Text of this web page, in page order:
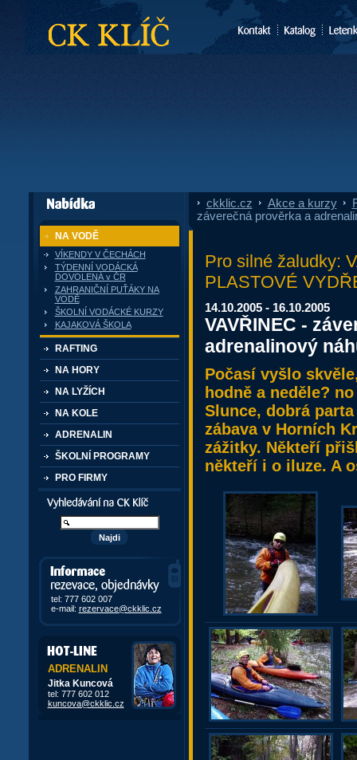
CK Klíč
dále nabízí
NA VODĚ
VÍKENDY V ČECHÁCH
TÝDENNÍ VODÁCKÁ
DOVOLENÁ v ČR
ZAHRANIČNÍ PUŤÁKY NA
VODĚ
ŠKOLNÍ VODÁCKÉ KURZY
KAJAKOVÁ ŠKOLA
RAFTING
NA HORY
NA LYŽÍCH
NA KOLE
ADRENALIN
ŠKOLNÍ PROGRAMY
PRO FIRMY
Vyhledávání kurzů a akcí
Informace, rezervace,
objedávky
tel: 777 602 007
e-mail: rezervace@ckklic.cz
ADRENALIN
Jitka Kuncová
tel: 777 602 012
kuncova@ckklic.cz
ckklic.cz Akce a kurzy»
záverečná prověrka a
Pro silné žaludky:
PLASTOVÉ
14.10.2005 - 16.10.2005
VAVŘINEC -
adrenalinový
Počasí vyšlo
hodně a neděle?
Slunce, dobrá
zábava v Horních
zážitky. Někteří
někteří i o iluze. A